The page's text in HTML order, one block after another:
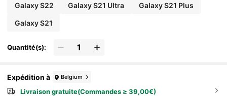
Galaxy S22 Galaxy S21 Ultra Galaxy S21 Plus
Galaxy S21
Quantité(s):
Expédition à Belgium
Livraison gratuite(Commandes ≥ 39,00€)